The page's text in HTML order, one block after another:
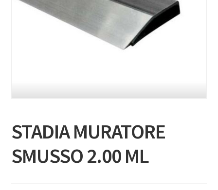
STADIA MURATORE
SMUSSO 2.00 ML